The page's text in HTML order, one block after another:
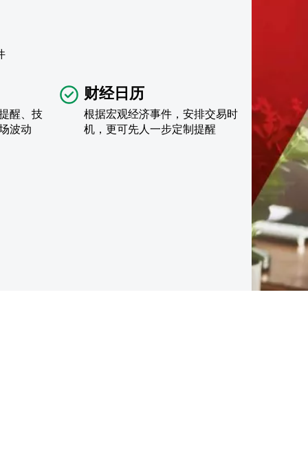
醒、技
波动
财经日历
根据宏观经济事件，安排交易时
机，更可先人一步定制提醒